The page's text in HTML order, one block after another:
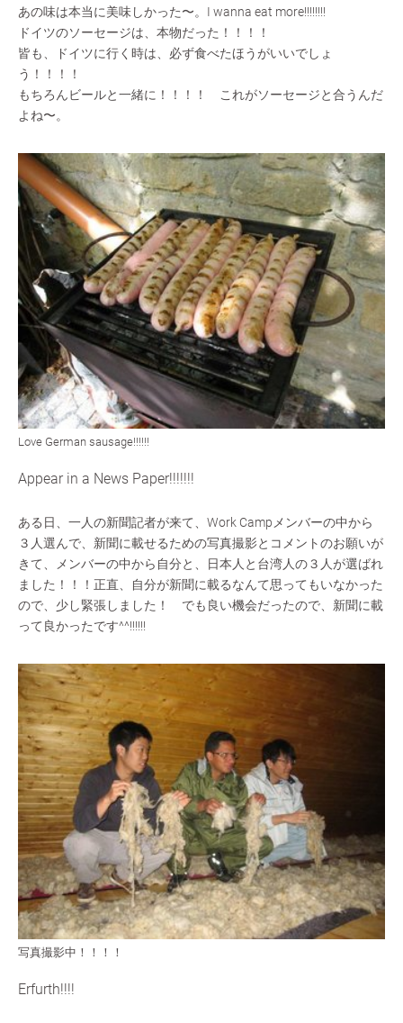
あの味は本当に美味しかった〜。I wanna eat more!!!!!!!!
ドイツのソーセージは、本物だった！！！！
皆も、ドイツに行く時は、必ず食べたほうがいいでしょ
う！！！！
もちろんビールと一緒に！！！！ これがソーセージと合うんだ
よね〜。
Love German sausage!!!!!!
Appear in a News Paper!!!!!!!
ある日、一人の新聞記者が来て、Work Campメンバーの中から
３人選んで、新聞に載せるための写真撮影とコメントのお願いが
きて、メンバーの中から自分と、日本人と台湾人の３人が選ばれ
ました！！！正直、自分が新聞に載るなんて思ってもいなかった
ので、少し緊張しました！ でも良い機会だったので、新聞に載
って良かったです^^!!!!!!
写真撮影中！！！！
Erfurth!!!!